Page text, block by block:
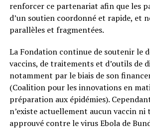
renforcer ce partenariat afin que les
d’un soutien coordonné et rapide, et
parallèles et fragmentées.
La Fondation continue de soutenir le
vaccins, de traitements et d’outils de
notamment par le biais de son
(Coalition pour les innovations en
préparation aux épidémies).
n’existe actuellement aucun vaccin
approuvé contre le virus Ebola de